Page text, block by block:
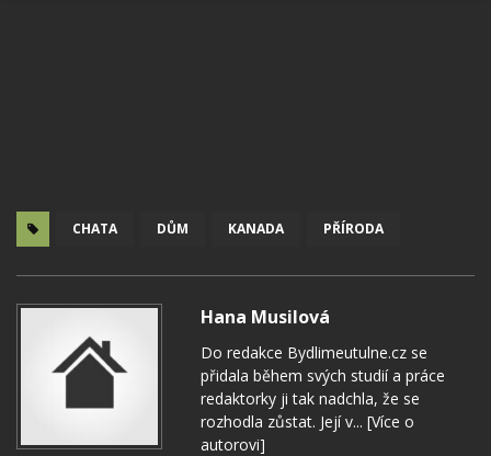
CHATA DŮM KANADA PŘÍRODA
Hana Musilová
Do redakce Bydlimeutulne.cz se
přidala během svých studií a práce
redaktorky ji tak nadchla, že se
rozhodla zůstat. Její v... [Více o
autorovi]